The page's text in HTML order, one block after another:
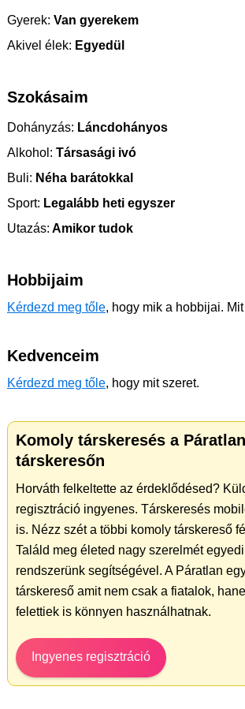
Gyerek: Van gyerekem
Akivel élek: Egyedül
Szokásaim
Dohányzás: Láncdohányos
Alkohol: Társasági ivó
Buli: Néha barátokkal
Sport: Legalább heti egyszer
Utazás: Amikor tudok
Hobbijaim
Kérdezd meg tőle, hogy mik a hobbijai.
Kedvenceim
Kérdezd meg tőle, hogy mit szeret.
Komoly társkeresés a Páratlan
társkeresőn
Horváth felkeltette az érdeklődésed?
regisztráció ingyenes. Társkeresés
is. Nézz szét a többi komoly társkereső
Találd meg életed nagy szerelmét
rendszerünk segítségével. A Páratlan
társkereső amit nem csak a fiatalok,
felettiek is könnyen használhatnak.
Ingyenes regisztráció